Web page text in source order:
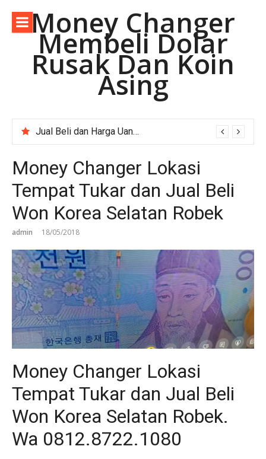
konten Money Changer
Membeli Dolar
Rusak Dan Koin
Asing
Jual Beli dan Harga Uang Asing Rupee Pakistan di Depok Jawa Barat.
Money Changer Lokasi
Tempat Tukar dan Jual Beli
Won Korea Selatan Robek
admin 18/05/2018
Money Changer Lokasi
Tempat Tukar dan Jual Beli
Won Korea Selatan Robek.
Wa 0812.8722.1080